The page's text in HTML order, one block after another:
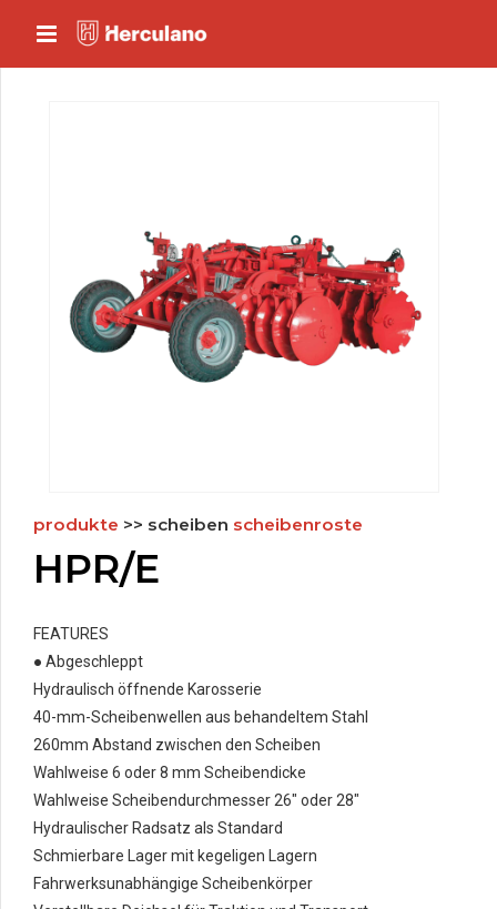
produkte >> scheiben scheibenroste
HPR/E
FEATURES
● Abgeschleppt
Hydraulisch öffnende Karosserie
40-mm-Scheibenwellen aus behandeltem Stahl
260mm Abstand zwischen den Scheiben
Wahlweise 6 oder 8 mm Scheibendicke
Wahlweise Scheibendurchmesser 26" oder 28"
Hydraulischer Radsatz als Standard
Schmierbare Lager mit kegeligen Lagern
Fahrwerksunabhängige Scheibenkörper